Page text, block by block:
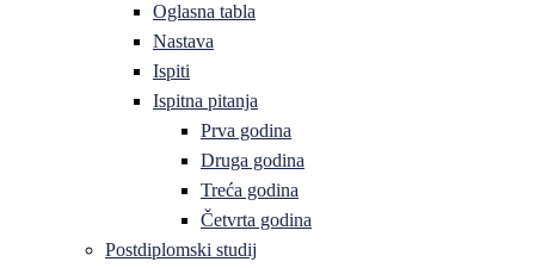
Oglasna tabla
Nastava
Ispiti
Ispitna pitanja
Prva godina
Druga godina
Treća godina
Četvrta godina
Postdiplomski studij